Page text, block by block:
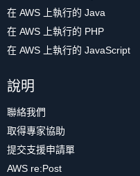
在 AWS 上執行的 Java
在 AWS 上執行的 PHP
在 AWS 上執行的 JavaScript
說明
聯絡我們
取得專家協助
提交支援申請單
AWS re:Post